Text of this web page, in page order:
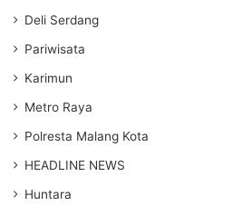
Deli Serdang
Pariwisata
Karimun
Metro Raya
Polresta Malang Kota
HEADLINE NEWS
Huntara